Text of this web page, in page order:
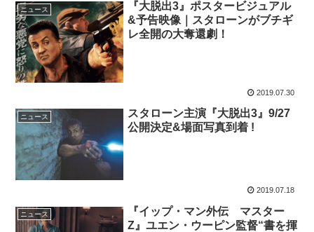
ニュース
『大脱出3』ポスタービジュアル
&予告映像｜スタローンがブチギ
レ全開の大奪還劇！
2019.07.30
ニュース
スタローン主演『大脱出3』9/27
公開決定&場面写真到着 !
2019.07.18
ニュース
『イップ・マン外伝 マスター
Z』ユエン・ウーピン監督“書を揮